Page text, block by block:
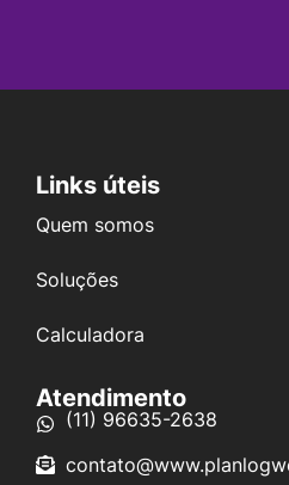
Links úteis
Quem somos
Soluções
Calculadora
Atendimento
(11) 96635-2638